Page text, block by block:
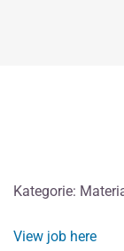
Kategorie:
View job here